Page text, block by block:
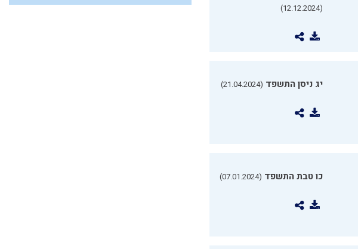
(12.12.2024)
יג ניסן התשפד (21.04.2024)
כו טבת התשפד (07.01.2024)